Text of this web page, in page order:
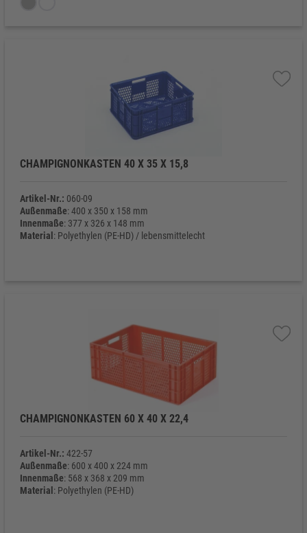
CHAMPIGNONKASTEN 40 X 35 X 15,8
Artikel-Nr.: 060-09
Außenmaße: 400 x 350 x 158 mm
Innenmaße: 377 x 326 x 148 mm
Material : Polyethylen (PE-HD) / lebensmittelecht
CHAMPIGNONKASTEN 60 X 40 X 22,4
Artikel-Nr.: 422-57
Außenmaße: 600 x 400 x 224 mm
Innenmaße: 568 x 368 x 209 mm
Material : Polyethylen (PE-HD)